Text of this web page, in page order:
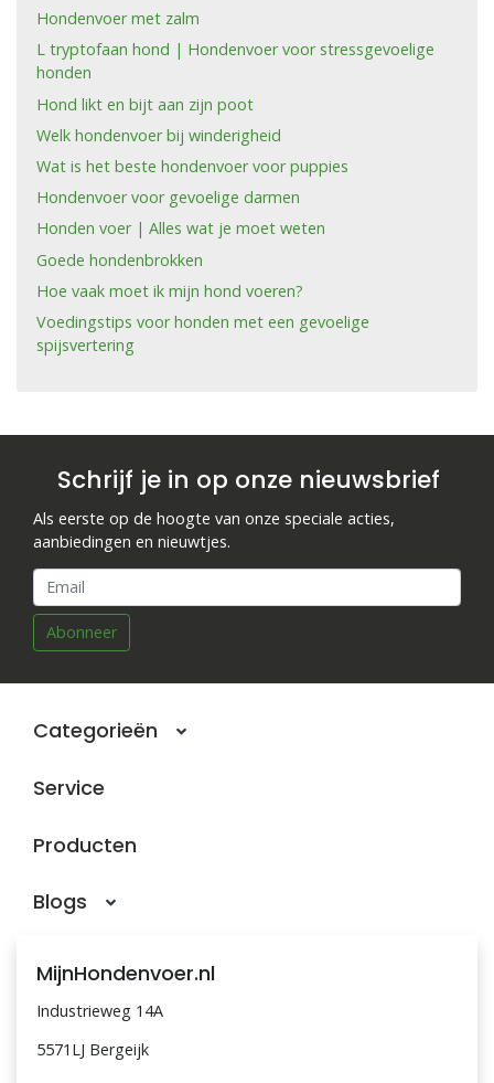
Hondenvoer met zalm
L tryptofaan hond | Hondenvoer voor stressgevoelige
honden
Hond likt en bijt aan zijn poot
Welk hondenvoer bij winderigheid
Wat is het beste hondenvoer voor puppies
Hondenvoer voor gevoelige darmen
Honden voer | Alles wat je moet weten
Goede hondenbrokken
Hoe vaak moet ik mijn hond voeren?
Voedingstips voor honden met een gevoelige
spijsvertering
Schrijf je in op onze nieuwsbrief
Als eerste op de hoogte van onze speciale acties,
aanbiedingen en nieuwtjes.
Abonneer
Categorieën
Service
Producten
Blogs
MijnHondenvoer.nl
Industrieweg 14A
5571LJ Bergeijk